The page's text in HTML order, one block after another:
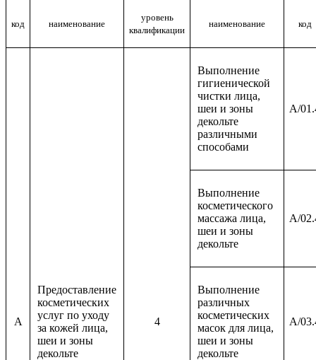
код наименование
уровень
квалификации
наименование код
A
Предоставление
косметических
услуг по уходу
за кожей лица,
шеи и зоны
декольте
4
Выполнение
гигиенической
чистки лица,
шеи и зоны
декольте
различными
способами
A/
Выполнение
косметического
массажа лица,
шеи и зоны
декольте
A/
Выполнение
различных
косметических
масок для лица,
шеи и зоны
декольте
A/